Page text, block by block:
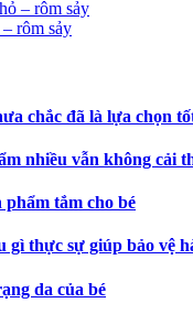
rôm sảy
chắc đã là lựa chọn
nhiều vẫn không cải
tắm cho bé
thực sự giúp bảo vệ
da của bé